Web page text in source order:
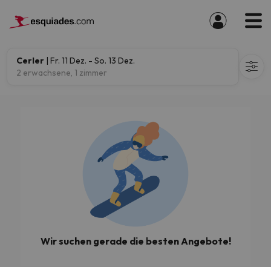
Cerler | Fr. 11 Dez. - So. 13 Dez.
2 erwachsene, 1 zimmer
Wir suchen gerade die besten Angebote!